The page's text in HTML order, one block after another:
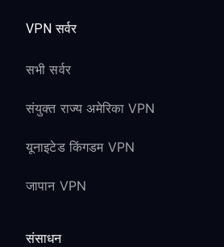
VPN सर्वर
सभी सर्वर
संयुक्त राज्य अमेरिका VPN
यूनाइटेड किंगडम VPN
जापान VPN
संसाधन